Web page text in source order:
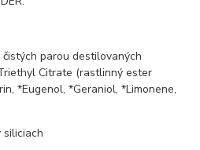
parou destilovaných
Citrate (rastlinný ester
*Eugenol, *Geraniol, *Limonene,